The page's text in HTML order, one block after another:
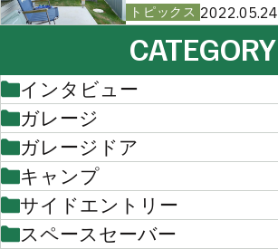
トピックス 2022.05.24
CATEGORY
インタビュー
ガレージ
ガレージドア
キャンプ
サイドエントリー
スペースセーバー